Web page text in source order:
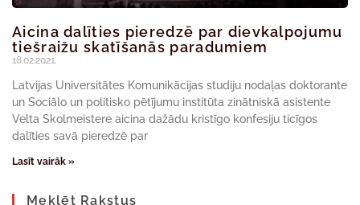
Aicina dalīties pieredzē par dievkalpojumu
tiešraižu skatīšanās paradumiem
18.02.2021.
Latvijas Universitātes Komunikācijas studiju nodaļas doktorante
un Sociālo un politisko pētījumu institūta zinātniskā asistente
Velta Skolmeistere aicina dažādu kristīgo konfesiju ticīgos
dalīties savā pieredzē par
Lasīt vairāk »
Meklēt Rakstus